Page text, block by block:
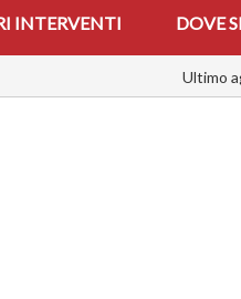
INTERVENTI DOVE
Ultimo